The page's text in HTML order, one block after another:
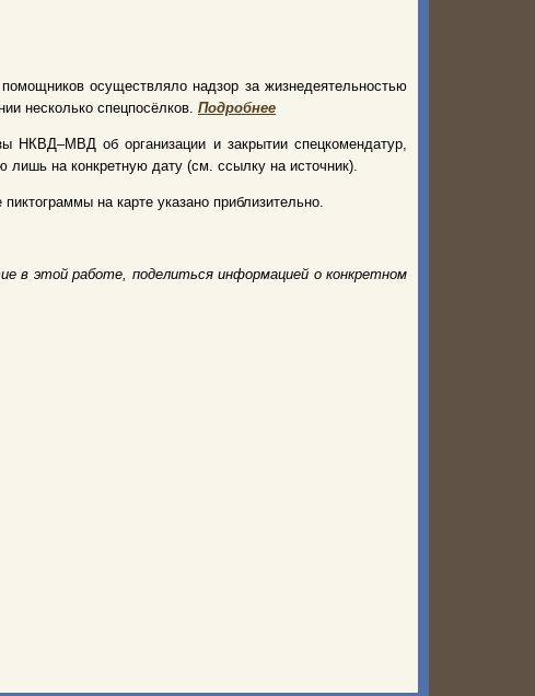
осуществляло надзор за жизнедеятельностью
несколько спецпосёлков. Подробнее
НКВД–МВД об организации и закрытии спецкомендатур,
на конкретную дату (см. ссылку на источник).
на карте указано приблизительно.
в этой работе, поделиться информацией о конкретном